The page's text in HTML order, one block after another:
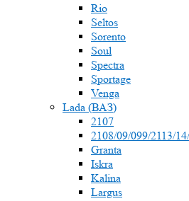
Rio
Seltos
Sorento
Soul
Spectra
Sportage
Venga
Lada (ВАЗ)
2107
2108/09/099/2113/
Granta
Iskra
Kalina
Largus